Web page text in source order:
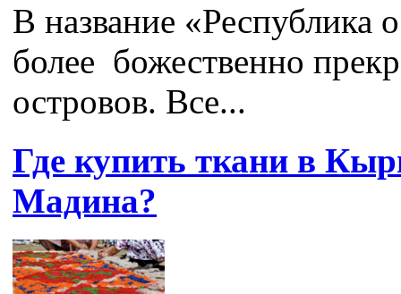
В название «Республика
более божественно
островов. Все...
Где купить ткани в
Мадина?